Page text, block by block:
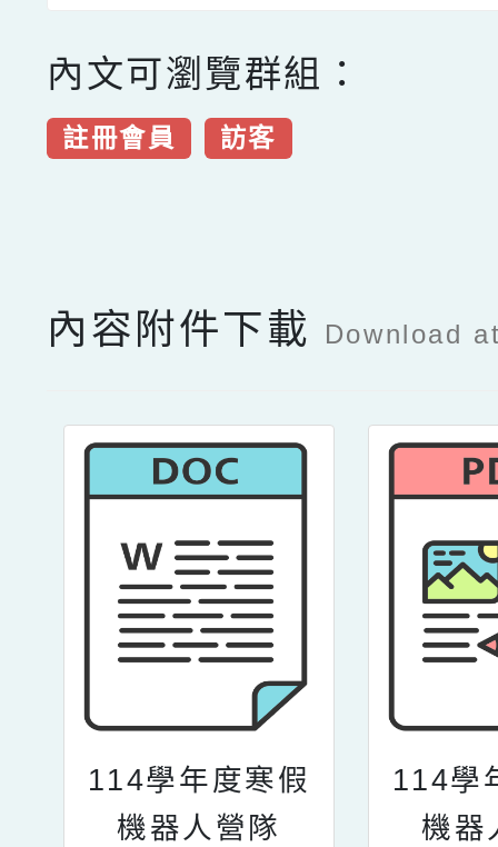
內文可瀏覽群組：
註冊會員 訪客
內容附件下載 Download
114學年度寒假
機器人營隊
114學
機器